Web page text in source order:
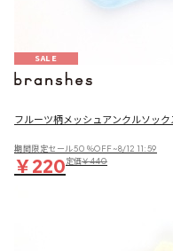
SALE
フルーツ柄メッシュアンクルソック
期間限定セール50％OFF~8/12 11:59
￥220定価￥440